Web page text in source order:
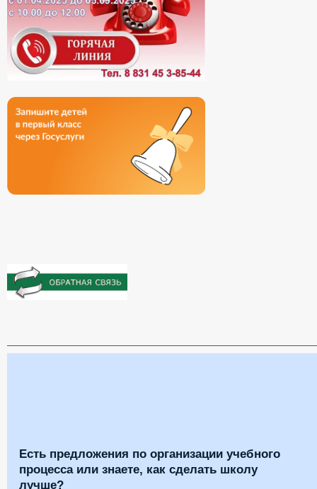
Есть предложения по организации учебного
процесса или знаете, как сделать школу
лучше?